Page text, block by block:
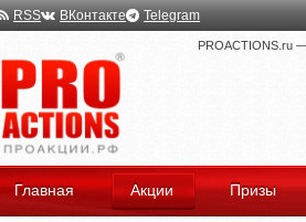
RSS ВКонтакте Telegram
PROACTIONS.ru
Главная Акции Призы